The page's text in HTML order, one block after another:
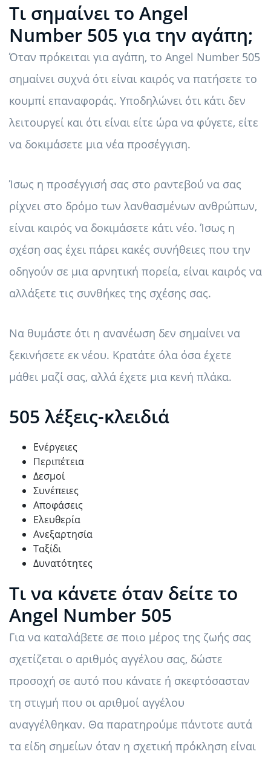
Τι σημαίνει το Angel
Number 505 για την αγάπη;
Όταν πρόκειται για αγάπη, το Angel Number 505
σημαίνει συχνά ότι είναι καιρός να πατήσετε το
κουμπί επαναφοράς. Υποδηλώνει ότι κάτι δεν
λειτουργεί και ότι είναι είτε ώρα να φύγετε, είτε
να δοκιμάσετε μια νέα προσέγγιση.
Ίσως η προσέγγισή σας στο ραντεβού να σας
ρίχνει στο δρόμο των λανθασμένων ανθρώπων,
είναι καιρός να δοκιμάσετε κάτι νέο. Ίσως η
σχέση σας έχει πάρει κακές συνήθειες που την
οδηγούν σε μια αρνητική πορεία, είναι καιρός να
αλλάξετε τις συνθήκες της σχέσης σας.
Να θυμάστε ότι η ανανέωση δεν σημαίνει να
ξεκινήσετε εκ νέου. Κρατάτε όλα όσα έχετε
μάθει μαζί σας, αλλά έχετε μια κενή πλάκα.
505 λέξεις-κλειδιά
Ενέργειες
Περιπέτεια
Δεσμοί
Συνέπειες
Αποφάσεις
Ελευθερία
Ανεξαρτησία
Ταξίδι
Δυνατότητες
Τι να κάνετε όταν δείτε το
Angel Number 505
Για να καταλάβετε σε ποιο μέρος της ζωής σας
σχετίζεται ο αριθμός αγγέλου σας, δώστε
προσοχή σε αυτό που κάνατε ή σκεφτόσασταν
τη στιγμή που οι αριθμοί αγγέλου
αναγγέλθηκαν. Θα παρατηρούμε πάντοτε αυτά
τα είδη σημείων όταν η σχετική πρόκληση είναι